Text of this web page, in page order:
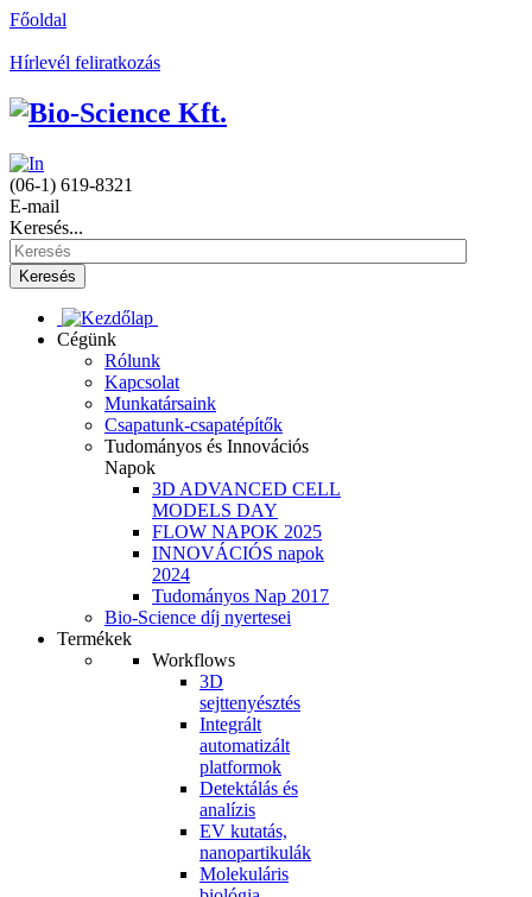
Főoldal
Hírlevél feliratkozás
(06-1) 619-8321
E-mail
Keresés...
Keresés
Cégünk
Rólunk
Kapcsolat
Munkatársaink
Csapatunk-csapatépítők
Tudományos és Innovációs
Napok
3D ADVANCED CELL
MODELS DAY
FLOW NAPOK 2025
INNOVÁCIÓS napok
2024
Tudományos Nap 2017
Bio-Science díj nyertesei
Termékek
Workflows
3D
sejttenyésztés
Integrált
automatizált
platformok
Detektálás és
analízis
EV kutatás,
nanopartikulák
Molekuláris